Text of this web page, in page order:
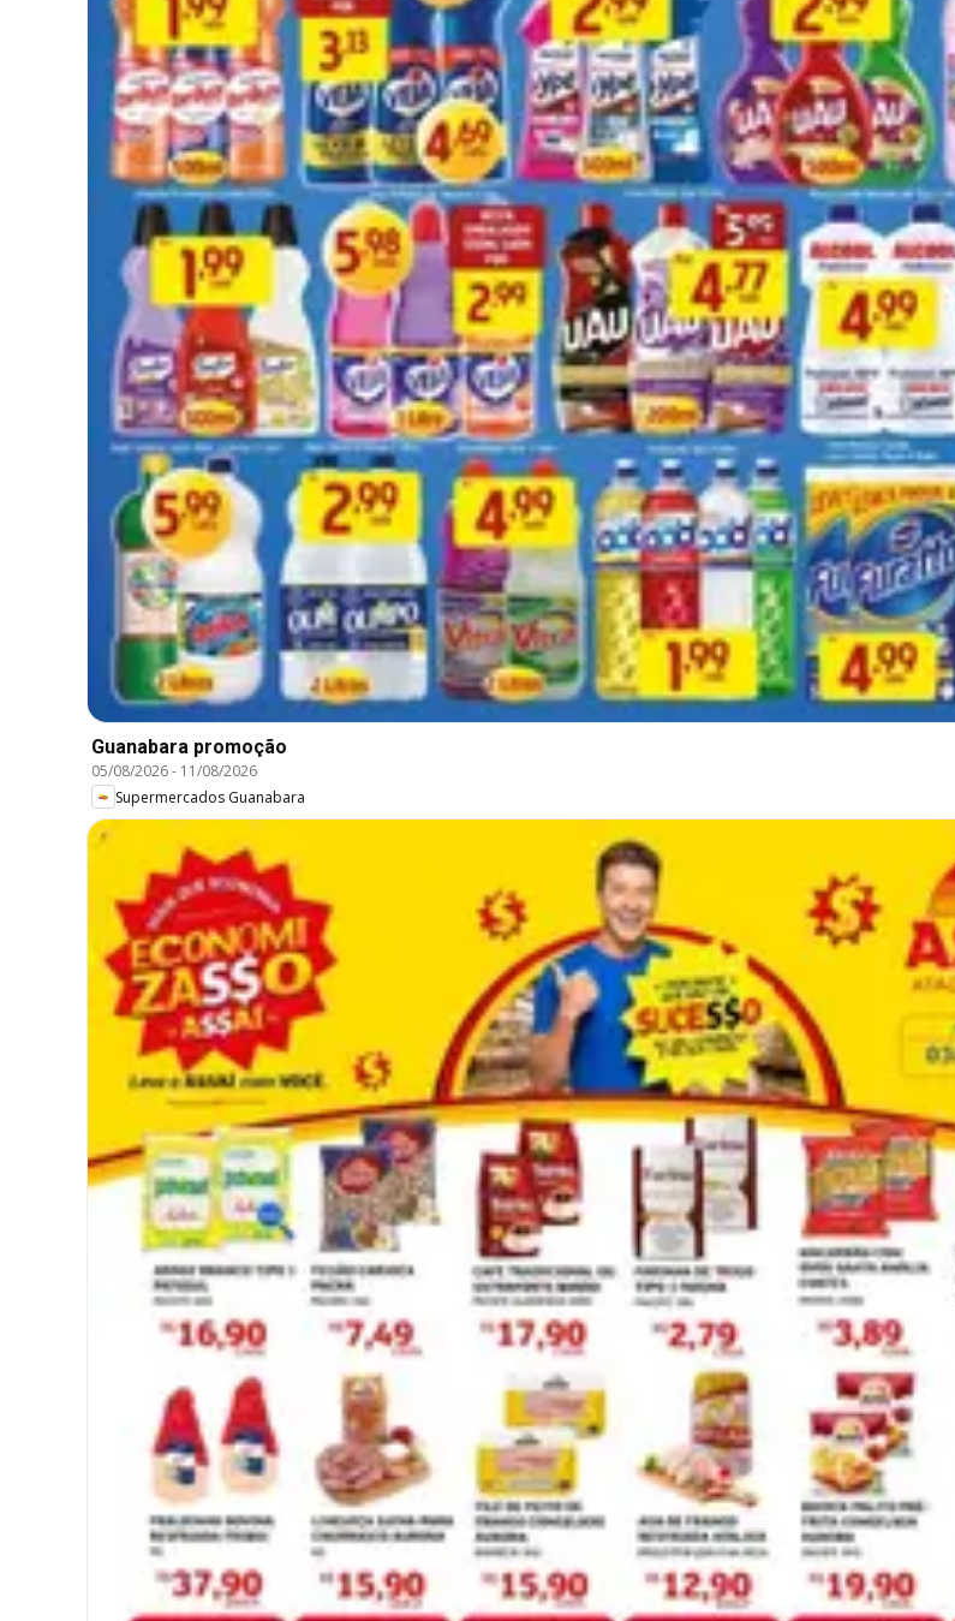
Guanabara promoção
05/08/2026- 11/08/2026
Supermercados Guanabara